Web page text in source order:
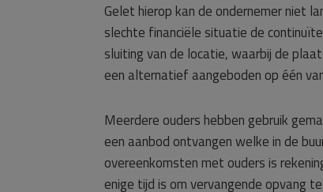
Gelet hierop kan de ondernemer niet
slechte financiële situatie de
sluiting van de locatie, waarbij de
een alternatief aangeboden op één
Meerdere ouders hebben gebruik
een aanbod ontvangen welke in de
overeenkomsten met ouders is
enige tijd is om vervangende opvang